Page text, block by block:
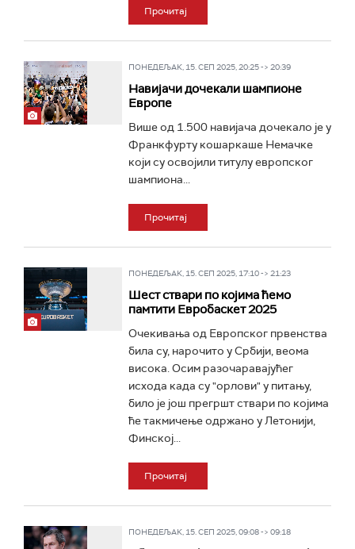
Прочитај
ПОНЕДЕЉАК, 15. СЕП 2025, 20:25 -> 20:39
Навијачи дочекали шампионе
Европе
Више од 1.500 навијача дочекало је у
Франкфурту кошаркаше Немачке
који су освојили титулу европског
шампиона...
Прочитај
ПОНЕДЕЉАК, 15. СЕП 2025, 17:10 -> 21:23
Шест ствари по којима ћемо
памтити Евробаскет 2025
Очекивања од Европског првенства
била су, нарочито у Србији, веома
висока. Осим разочаравајућег
исхода када су "орлови" у питању,
било је још прегршт ствари по којима
ће такмичење одржано у Летонији,
Финској...
Прочитај
ПОНЕДЕЉАК, 15. СЕП 2025, 09:08 -> 09:18